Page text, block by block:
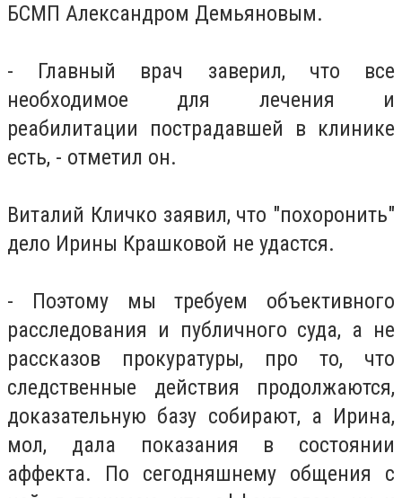
БСМП Александром Демьяновым.
- Главный врач заверил, что все
необходимое для лечения и
реабилитации пострадавшей в клинике
есть, - отметил он.
Виталий Кличко заявил, что "похоронить"
дело Ирины Крашковой не удастся.
- Поэтому мы требуем объективного
расследования и публичного суда, а не
рассказов прокуратуры, про то, что
следственные действия продолжаются,
доказательную базу собирают, а Ирина,
мол, дала показания в состоянии
аффекта. По сегодняшнему общения с